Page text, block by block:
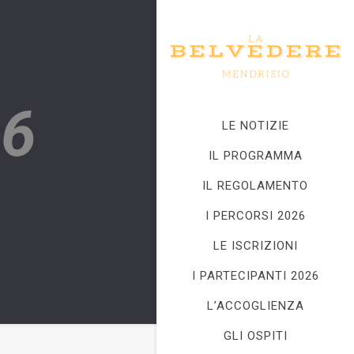
LE NOTIZIE
IL PROGRAMMA
IL REGOLAMENTO
I PERCORSI 2026
LE ISCRIZIONI
I PARTECIPANTI 2026
L’ACCOGLIENZA
GLI OSPITI